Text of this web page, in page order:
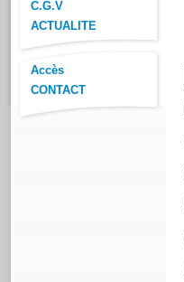
C.G.V
ACTUALITE
Accès
CONTACT